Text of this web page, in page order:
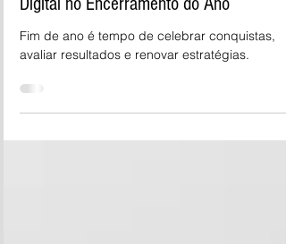
Emprendedorismo
🎄 CEO e SEO: Liderança e Visibilidade
Digital no Encerramento do Ano
avaliar resultados e renovar estratégias.